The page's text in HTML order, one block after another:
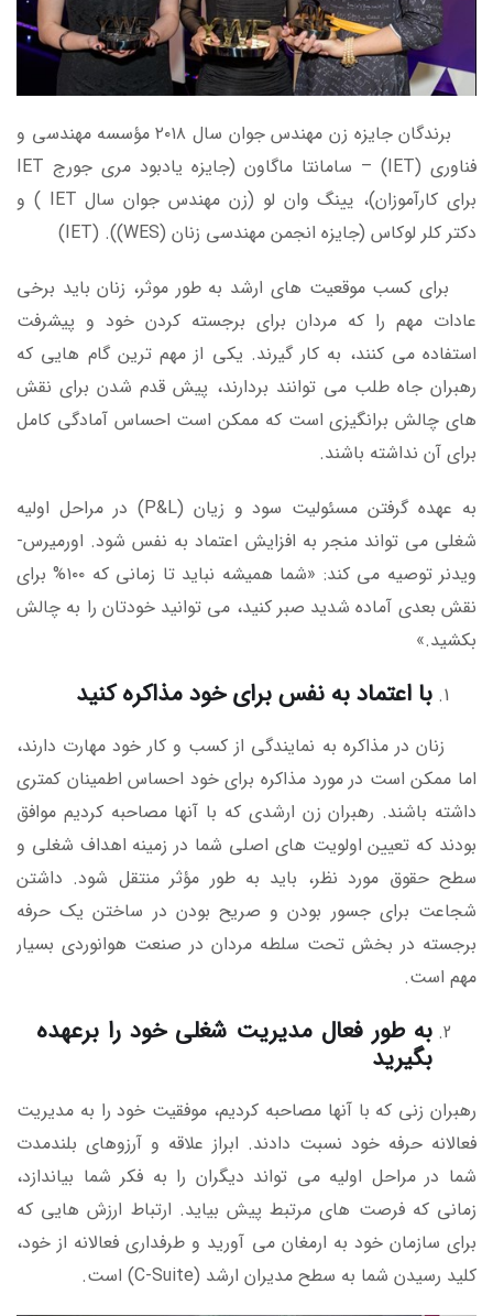
برندگان جایزه زن مهندس جوان سال ۲۰۱۸ مؤسسه مهندسی و
فناوری (IET) – سامانتا ماگاون (جایزه یادبود مری جورج IET
برای کارآموزان)، یینگ وان لو (زن مهندس جوان سال IET ) و
دکتر کلر لوکاس (جایزه انجمن مهندسی زنان (WES)). (IET)
برای کسب موقعیت های ارشد به طور موثر، زنان باید برخی
عادات مهم را که مردان برای برجسته کردن خود و پیشرفت
استفاده می کنند، به کار گیرند. یکی از مهم ترین گام هایی که
رهبران جاه طلب می توانند بردارند، پیش قدم شدن برای نقش
های چالش برانگیزی است که ممکن است احساس آمادگی کامل
برای آن نداشته باشند.
به عهده گرفتن مسئولیت سود و زیان (P&L) در مراحل اولیه
شغلی می تواند منجر به افزایش اعتماد به نفس شود. اورمیرس-
ویدنر توصیه می کند: «شما همیشه نباید تا زمانی که ۱۰۰% برای
نقش بعدی آماده شدید صبر کنید، می توانید خودتان را به چالش
بکشید.»
با اعتماد به نفس برای خود مذاکره کنید
زنان در مذاکره به نمایندگی از کسب و کار خود مهارت دارند،
اما ممکن است در مورد مذاکره برای خود احساس اطمینان کمتری
داشته باشند. رهبران زن ارشدی که با آنها مصاحبه کردیم موافق
بودند که تعیین اولویت های اصلی شما در زمینه اهداف شغلی و
سطح حقوق مورد نظر، باید به طور مؤثر منتقل شود. داشتن
شجاعت برای جسور بودن و صریح بودن در ساختن یک حرفه
برجسته در بخش تحت سلطه مردان در صنعت هوانوردی بسیار
مهم است.
به طور فعال مدیریت شغلی خود را برعهده
بگیرید
رهبران زنی که با آنها مصاحبه کردیم، موفقیت خود را به مدیریت
فعالانه حرفه خود نسبت دادند. ابراز علاقه و آرزوهای بلندمدت
شما در مراحل اولیه می تواند دیگران را به فکر شما بیاندازد،
زمانی که فرصت های مرتبط پیش بیاید. ارتباط ارزش هایی که
برای سازمان خود به ارمغان می آورید و طرفداری فعالانه از خود،
کلید رسیدن شما به سطح مدیران ارشد (C-Suite) است.